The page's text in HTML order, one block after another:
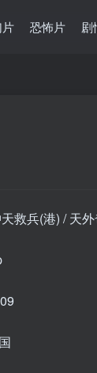
恐怖片 剧
(港) / 天外奇